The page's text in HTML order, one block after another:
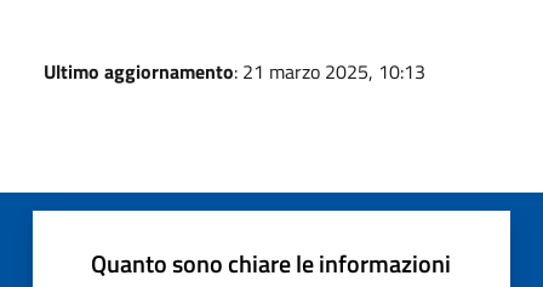
Ultimo aggiornamento: 21 marzo 2025, 10:13
Quanto sono chiare le informazioni